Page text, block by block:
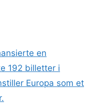
en
192 billetter i
Europa som et